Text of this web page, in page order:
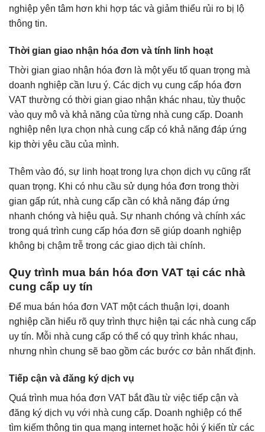
nghiệp yên tâm hơn khi hợp tác và giảm thiểu rủi ro bị lộ
thông tin.
Thời gian giao nhận hóa đơn và tính linh hoạt
Thời gian giao nhận hóa đơn là một yếu tố quan trọng mà
doanh nghiệp cần lưu ý. Các dịch vụ cung cấp hóa đơn
VAT thường có thời gian giao nhận khác nhau, tùy thuộc
vào quy mô và khả năng của từng nhà cung cấp. Doanh
nghiệp nên lựa chọn nhà cung cấp có khả năng đáp ứng
kịp thời yêu cầu của mình.
Thêm vào đó, sự linh hoạt trong lựa chọn dịch vụ cũng rất
quan trọng. Khi có nhu cầu sử dụng hóa đơn trong thời
gian gấp rút, nhà cung cấp cần có khả năng đáp ứng
nhanh chóng và hiệu quả. Sự nhanh chóng và chính xác
trong quá trình cung cấp hóa đơn sẽ giúp doanh nghiệp
không bị chậm trễ trong các giao dịch tài chính.
Quy trình mua bán hóa đơn VAT tại các nhà
cung cấp uy tín
Để mua bán hóa đơn VAT một cách thuận lợi, doanh
nghiệp cần hiểu rõ quy trình thực hiện tại các nhà cung cấp
uy tín. Mỗi nhà cung cấp có thể có quy trình khác nhau,
nhưng nhìn chung sẽ bao gồm các bước cơ bản nhất định.
Tiếp cận và đăng ký dịch vụ
Quá trình mua hóa đơn VAT bắt đầu từ việc tiếp cận và
đăng ký dịch vụ với nhà cung cấp. Doanh nghiệp có thể
tìm kiếm thông tin qua mạng internet hoặc hỏi ý kiến từ các